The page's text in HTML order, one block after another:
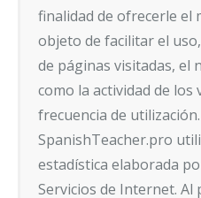
finalidad de ofrecerle el
objeto de facilitar el
de páginas visitadas, el
como la actividad de los
frecuencia de
SpanishTeacher.pro
estadística elaborada
Servicios de Internet.